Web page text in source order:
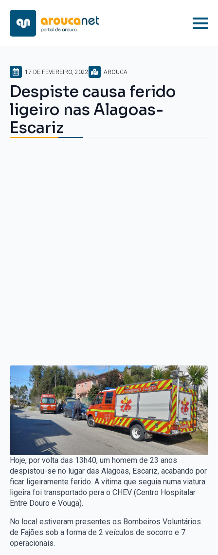
17 DE FEVEREIRO, 2022 AROUCA
Despiste causa ferido
ligeiro nas Alagoas-
Escariz
Hoje, por volta das 13h40, um homem de 23 anos
despistou-se no lugar das Alagoas, Escariz, acabando por
ficar ligeiramente ferido. A vítima que seguia numa viatura
ligeira foi transportado pera o CHEV (Centro Hospitalar
Entre Douro e Vouga).
No local estiveram presentes os Bombeiros Voluntários
de Fajões sob a forma de 2 veículos de socorro e 7
operacionais.